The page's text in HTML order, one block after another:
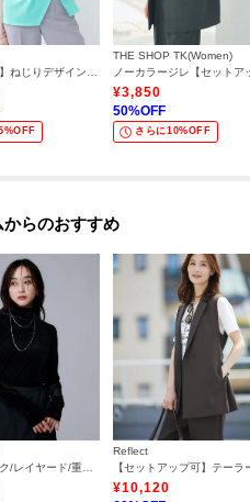
◆【洗える】ねじりデザインTシャツ
THE SHOP TK(Women)
¥3,850
50%OFF
さらに10%OFF
らのおすすめ
Reflect
¥10,120